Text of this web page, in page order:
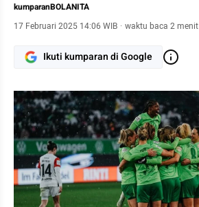
kumparanBOLANITA
17 Februari 2025 14:06 WIB · waktu baca 2 menit
Ikuti kumparan di Google